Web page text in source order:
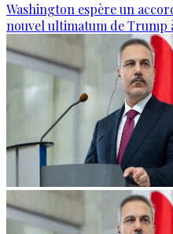
Washington espère un
nouvel ultimatum de Trump